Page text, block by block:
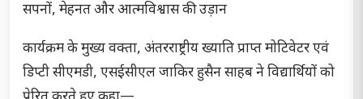
सपनों, मेहनत और आत्मविश्वास की उड़ान
कार्यक्रम के मुख्य वक्ता, अंतरराष्ट्रीय ख्याति प्राप्त मोटिवेटर एवं
डिप्टी सीएमडी, एसईसीएल जाकिर हुसैन साहब ने विद्यार्थियों को